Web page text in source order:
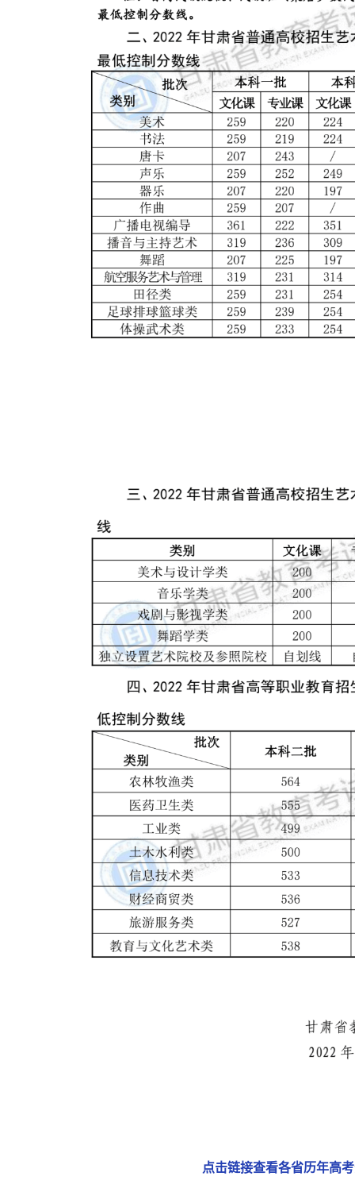
点击链接查看各省历年高